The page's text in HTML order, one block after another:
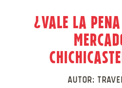
¿Vale la
Autor: